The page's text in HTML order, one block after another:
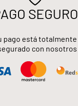
SEGURO
pago está totalmente
con nosotros